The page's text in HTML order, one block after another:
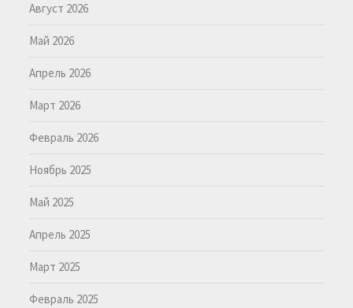
Август 2026
Май 2026
Апрель 2026
Март 2026
Февраль 2026
Ноябрь 2025
Май 2025
Апрель 2025
Март 2025
Февраль 2025